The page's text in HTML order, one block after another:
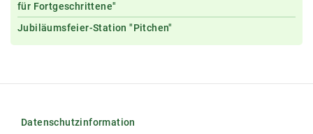
für Fortgeschrittene"
Jubiläumsfeier-Station "Pitchen"
Datenschutzinformation